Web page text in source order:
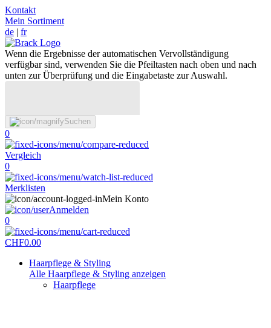
Kontakt
Mein Sortiment
de | fr
Wenn die Ergebnisse der automatischen Vervollständigung
verfügbar sind, verwenden Sie die Pfeiltasten nach oben und nach
unten zur Überprüfung und die Eingabetaste zur Auswahl.
Suchen
0
Vergleich
0
Merklisten
Mein Konto
Anmelden
0
CHF0.00
Haarpflege & Styling
Alle Haarpflege & Styling anzeigen
Haarpflege